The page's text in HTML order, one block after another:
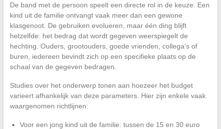
De band met de persoon speelt een directe rol in de keuze. Een
kind uit de familie ontvangt vaak meer dan een gewone
klasgenoot. De gebruiken evolueren, maar één ding blijft
hetzelfde: het bedrag dat wordt gegeven weerspiegelt de
hechting. Ouders, grootouders, goede vrienden, collega’s of
buren, iedereen bevindt zich op een specifieke plaats op de
schaal van de gegeven bedragen.
Studies over het onderwerp tonen aan hoezeer het budget
varieert afhankelijk van deze parameters. Hier zijn enkele vaak
waargenomen richtlijnen:
Voor een jong kind uit de familie: tussen de 15 en 30 euro